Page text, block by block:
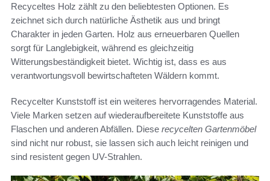
Recyceltes Holz zählt zu den beliebtesten Optionen. Es
zeichnet sich durch natürliche Ästhetik aus und bringt
Charakter in jeden Garten. Holz aus erneuerbaren Quellen
sorgt für Langlebigkeit, während es gleichzeitig
Witterungsbeständigkeit bietet. Wichtig ist, dass es aus
verantwortungsvoll bewirtschafteten Wäldern kommt.
Recycelter Kunststoff ist ein weiteres hervorragendes Material.
Viele Marken setzen auf wiederaufbereitete Kunststoffe aus
Flaschen und anderen Abfällen. Diese recycelten Gartenmöbel
sind nicht nur robust, sie lassen sich auch leicht reinigen und
sind resistent gegen UV-Strahlen.